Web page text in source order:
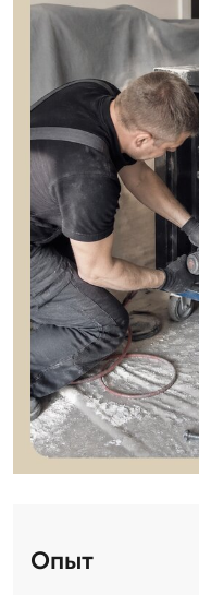
Опыт